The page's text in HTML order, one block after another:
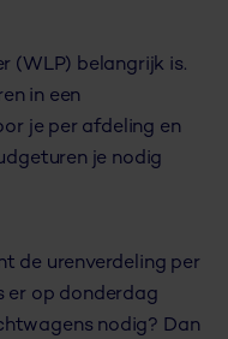
(WLP) belangrijk is.
in een
je per afdeling en
je nodig
de urenverdeling per
er op donderdag
nodig? Dan